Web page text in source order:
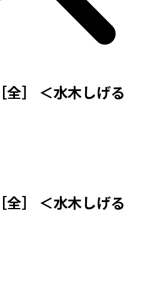
］ ＜水木しげる
］ ＜水木しげる